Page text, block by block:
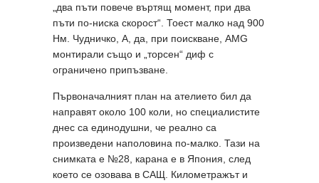
„два пъти повече въртящ момент, при два
пъти по-ниска скорост“. Тоест малко над 900
Нм. Чудничко, А, да, при поискване, AMG
монтирали също и „торсен“ диф с
ограничено припъзване.
Първоначалният план на ателието бил да
направят около 100 коли, но специалистите
днес са единодушни, че реално са
произведени наполовина по-малко. Тази на
снимката е №28, карана е в Япония, след
което се озовава в САЩ. Километражът и